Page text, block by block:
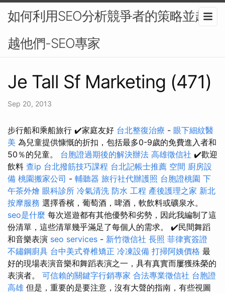
如何利用SEO分析競爭者的策略並超
越他們-SEO專家
Je Tall Sf Marketing (471)
Sep 20, 2013
步行船和乘船旅行 ✔️家庭友好 台北整復治療 - 眼下細紋醫
美 為兒童提供慷慨的折扣，包括最多0-9歲的免費進入者和
50％的兒童。 台胞證過期後的解決辦法 高雄徵信社 ✔️歡迎
飲料 查ip 台北撥筋技巧課程 台北記帳士推薦 空間 廚房設
備 桃園搬家公司 - 輔聽器 旅行社代辦護照 台胞證桃園 下
午茶外燴 眼科診所 冷氣清洗 防水 工程 產後護理之家 新北
按摩服務 選擇香檳，葡萄酒，啤酒，軟飲料或礦泉水。
seo是什麼 每次巡遊都有其他優勢和劣勢，因此我編制了這
份清單，這些清單幾乎滿足了每個人的需求。 ✔️民間舞蹈
和音樂表演 seo services - 新竹徵信社 長照 菲律賓簽證
不鏽鋼廚具 台中美式脊椎矯正 冷凍設備 打掃阿姨價格 最
好的現場表演音樂和舞蹈表演之一，具有真實而屢獲殊榮的
表演者。 可信賴的關鍵字行銷專家 合法專業徵信社 台胞證
高雄 但是，重要的是要注意，沒有大聲的​​指南，有些視圖